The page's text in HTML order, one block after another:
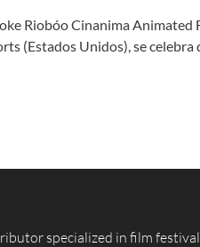
Riobóo Cinanima Animated
(Estados Unidos), se celebra
specialized in film